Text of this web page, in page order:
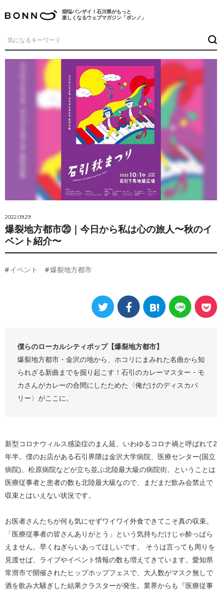
煩悩バンザイ！石川県がもっと
楽しくなるウェブマガジン「ボンノ」
2022.09.29
爆裂地方都市⑳｜今日から私は心の旅人〜秋のイ
ベント紹介〜
イベント 爆裂地方都市
僕らのローカルシティポップ【爆裂地方都市】
爆裂地方都市・金沢の地から、ホコリにまみれた名曲から知
られざる新曲までを掘り起こす！石引のカレーマスター・モ
カさんがカレーの合間にしたためた〈俺だけのディスカバ
リー〉がここに。
新型コロナウィルス感染症のまん延、いわゆるコロナ禍と呼ばれて2
年半。僕のお店がある石引界隈は金沢大学病院、医療センター(国立
病院)、松原病院などが立ち並ぶ北陸最大級の病院街。ということは
医療従事者と患者の数も北陸最大級なので、まだまだ飲み会禁止で
収束とはいえない状況です。
お医者さんたちが何も気にせずワイワイ外食できてこそ真の収束。
「医療従事者の皆さんありがとう」という気持ちだけじゃ酔っぱら
えません。早くねぎらいあってほしいです。 そうは言っても周りを
見渡せば、ライブやイベント情報の数も増えてきています。愛知県
常滑市で開催されたヒップホップフェスで、大人数がマスク無しで
酒を飲み大騒ぎした結果クラスターが発生。業界からも『医療従事